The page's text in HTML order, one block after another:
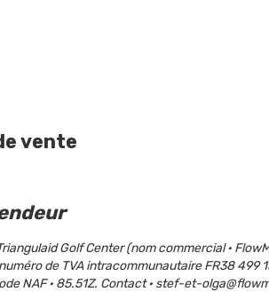
vente
Golf Center (nom commercial ·
de TVA intracommunautaire FR38
NAF · 85.51Z. Contact · stef-et-